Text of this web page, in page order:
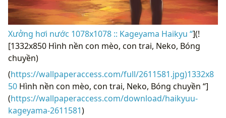
Xưởng hơi nước 1078x1078 :: Kageyama Haikyu “](!
[1332x850 Hình nền con mèo, con trai, Neko, Bóng
chuyền)
(https://wallpaperaccess.com/full/2611581.jpg)1332x8
50 Hình nền con mèo, con trai, Neko, Bóng chuyền “]
(https://wallpaperaccess.com/download/haikyuu-
kageyama-2611581)